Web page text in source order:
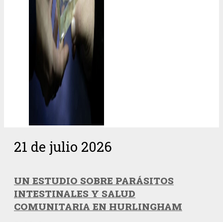
21 de julio 2026
UN ESTUDIO SOBRE PARÁSITOS
INTESTINALES Y SALUD
COMUNITARIA EN HURLINGHAM